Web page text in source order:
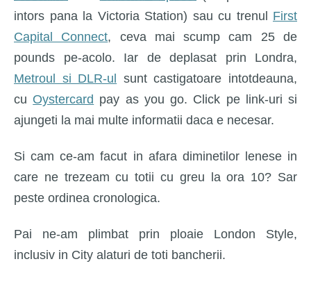
intors pana la Victoria Station) sau cu trenul First
Capital Connect, ceva mai scump cam 25 de
pounds pe-acolo. Iar de deplasat prin Londra,
Metroul si DLR-ul
sunt castigatoare intotdeauna,
cu Oystercard pay as you go. Click pe link-uri si
ajungeti la mai multe informatii daca e necesar.
Si cam ce-am facut in afara diminetilor lenese in
care ne trezeam cu totii cu greu la ora 10? Sar
peste ordinea cronologica.
Pai ne-am plimbat prin ploaie London Style,
inclusiv in City alaturi de toti bancherii.